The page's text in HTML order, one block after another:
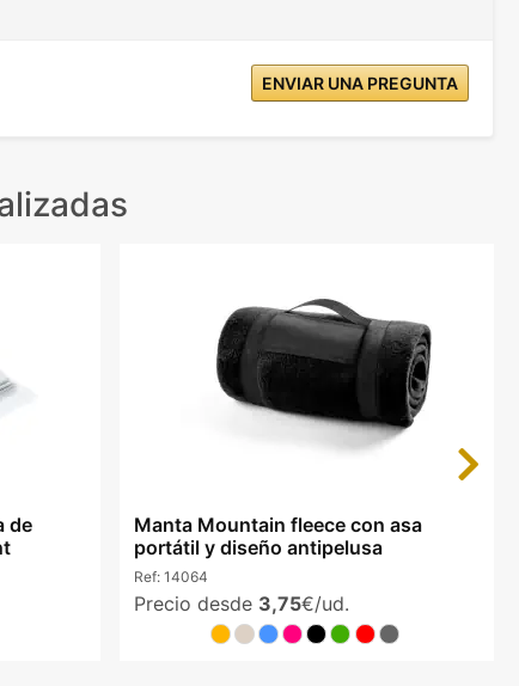
ENVIAR UNA PREGUNTA
de
Manta Mountain fleece con asa
portátil y diseño antipelusa
Ref: 14064
Precio desde 3,75€/ud.
Next